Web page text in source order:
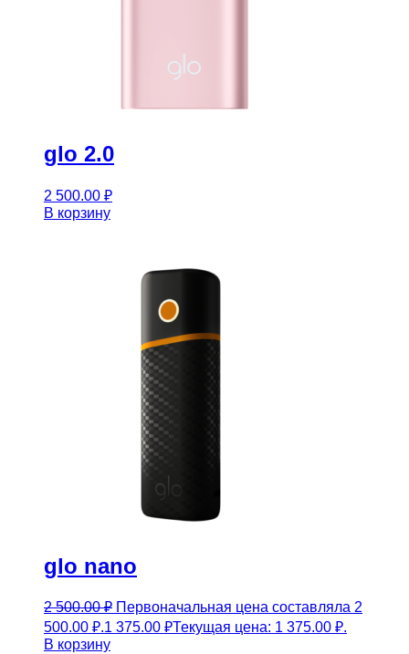
glo 2.0
2 500.00 ₽
В корзину
glo nano
2 500.00₽ Первоначальная цена составляла 2
500.00 ₽.1 375.00 ₽Текущая цена: 1 375.00 ₽.
В корзину